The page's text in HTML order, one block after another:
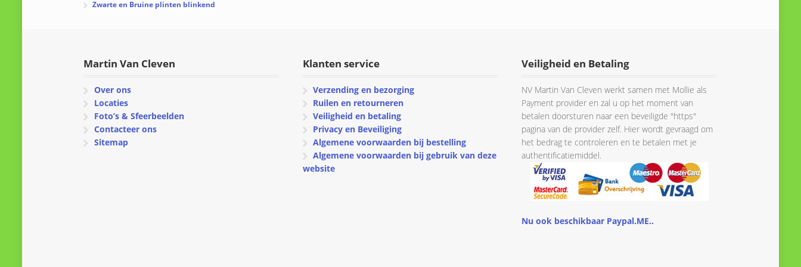
Zwarte en Bruine plinten blinkend
Martin Van Cleven
Over ons
Locaties
Foto’s & Sfeerbeelden
Contacteer ons
Sitemap
Klanten service
Verzending en bezorging
Ruilen en retourneren
Veiligheid en betaling
Privacy en Beveiliging
Algemene voorwaarden bij bestelling
Algemene voorwaarden bij gebruik van deze
website
Veiligheid en Betaling
NV Martin Van Cleven werkt samen met Mollie als
Payment provider en zal u op het moment van
betalen doorsturen naar een beveiligde "https"
pagina van de provider zelf. Hier wordt gevraagd om
het bedrag te controleren en te betalen met je
authentificatiemiddel.
Nu ook beschikbaar Paypal.ME..